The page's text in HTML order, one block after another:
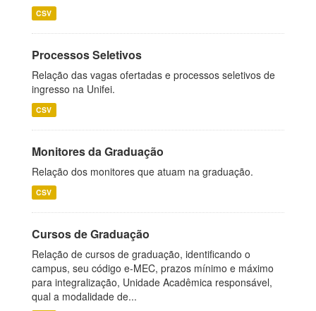
CSV
Processos Seletivos
Relação das vagas ofertadas e processos seletivos de
ingresso na Unifei.
CSV
Monitores da Graduação
Relação dos monitores que atuam na graduação.
CSV
Cursos de Graduação
Relação de cursos de graduação, identificando o
campus, seu código e-MEC, prazos mínimo e máximo
para integralização, Unidade Acadêmica responsável,
qual a modalidade de...